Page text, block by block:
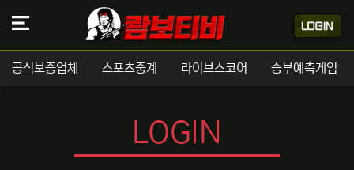
공식보증업체 스포츠중계 라이브스코어 승부예측게임
LOGIN